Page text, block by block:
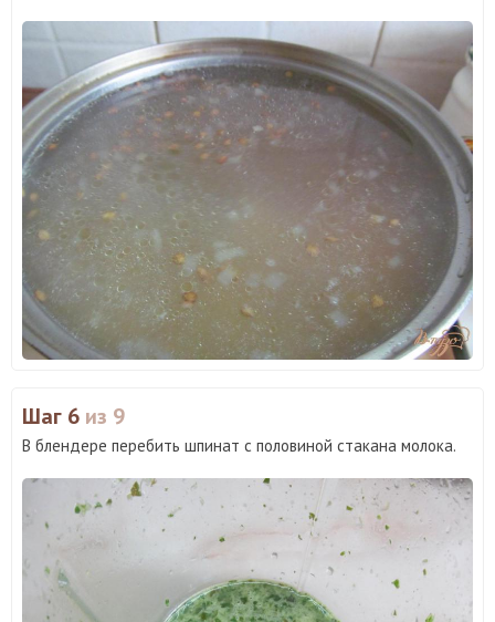
Шаг 6 из 9
В блендере перебить шпинат с половиной стакана молока.